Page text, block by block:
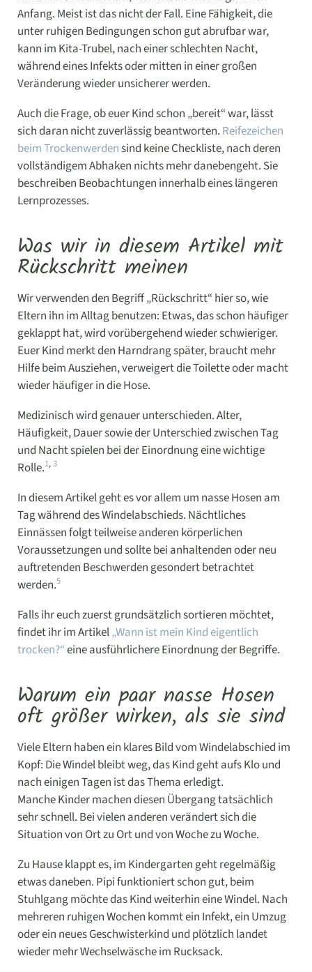
Anfang. Meist ist das nicht der Fall. Eine Fähigkeit, die
unter ruhigen Bedingungen schon gut abrufbar war,
kann im Kita-Trubel, nach einer schlechten Nacht,
während eines Infekts oder mitten in einer großen
Veränderung wieder unsicherer werden.
Auch die Frage, ob euer Kind schon „bereit“ war, lässt
sich daran nicht zuverlässig beantworten. Reifezeichen
beim Trockenwerdensind keine Checkliste, nach deren
vollständigem Abhaken nichts mehr danebengeht. Sie
beschreiben Beobachtungen innerhalb eines längeren
Lernprozesses.
Was wir in diesem Artikel mit
Rückschritt meinen
Wir verwenden den Begriff „Rückschritt“ hier so, wie
Eltern ihn im Alltag benutzen: Etwas, das schon häufiger
geklappt hat, wird vorübergehend wieder schwieriger.
Euer Kind merkt den Harndrang später, braucht mehr
Hilfe beim Ausziehen, verweigert die Toilette oder macht
wieder häufiger in die Hose.
Medizinisch wird genauer unterschieden. Alter,
Häufigkeit, Dauer sowie der Unterschied zwischen Tag
und Nacht spielen bei der Einordnung eine wichtige
Rolle.1,3
In diesem Artikel geht es vor allem um nasse Hosen am
Tag während des Windelabschieds. Nächtliches
Einnässen folgt teilweise anderen körperlichen
Voraussetzungen und sollte bei anhaltenden oder neu
auftretenden Beschwerden gesondert betrachtet
werden.5
Falls ihr euch zuerst grundsätzlich sortieren möchtet,
findet ihr im Artikel„Wann ist mein Kind eigentlich
trocken?“eine ausführlichere Einordnung der Begriffe.
Warum ein paar nasse Hosen
oft größer wirken, als sie sind
Viele Eltern haben ein klares Bild vom Windelabschied im
Kopf: Die Windel bleibt weg, das Kind geht aufs Klo und
nach einigen Tagen ist das Thema erledigt.
Manche Kinder machen diesen Übergang tatsächlich
sehr schnell. Bei vielen anderen verändert sich die
Situation von Ort zu Ort und von Woche zu Woche.
Zu Hause klappt es, im Kindergarten geht regelmäßig
etwas daneben. Pipi funktioniert schon gut, beim
Stuhlgang möchte das Kind weiterhin eine Windel. Nach
mehreren ruhigen Wochen kommt ein Infekt, ein Umzug
oder ein neues Geschwisterkind und plötzlich landet
wieder mehr Wechselwäsche im Rucksack.